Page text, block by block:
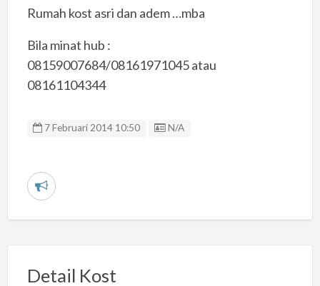
Rumah kost asri dan adem …mba
Bila minat hub :
08159007684/08161971045 atau
08161104344
7 Februari 2014 10:50 Listing ID
N/A
L
r
Detail Kost